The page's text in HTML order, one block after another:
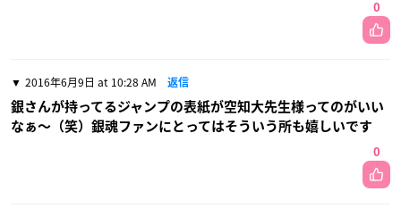
0
2016年6月9日 at 10:28 AM 返信
銀さんが持ってるジャンプの表紙が空知大先生様ってのがいい
なぁ〜（笑）銀魂ファンにとってはそういう所も嬉しいです
0